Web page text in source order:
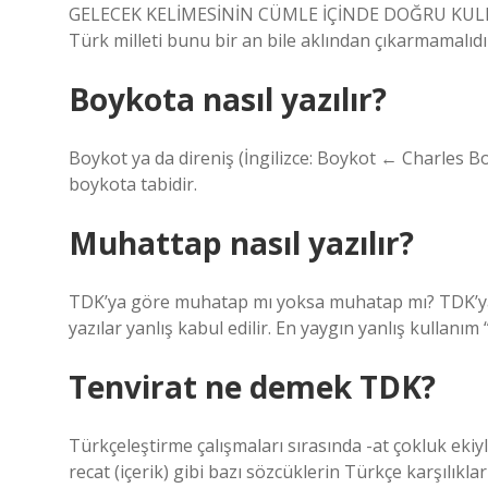
GELECEK KELİMESİNİN CÜMLE İÇİNDE DOĞRU
Türk milleti bunu bir an bile aklından
Boykota nasıl yazılır?
Boykot ya da direniş (İngilizce: Boykot ← Charles
boykota tabidir.
Muhattap nasıl yazılır?
TDK’ya göre muhatap mı yoksa muhatap mı?
yazılar yanlış kabul edilir. En yaygın yanlış kullanım
Tenvirat ne demek TDK?
Türkçeleştirme çalışmaları sırasında -at çokluk
recat (içerik) gibi bazı sözcüklerin Türkçe